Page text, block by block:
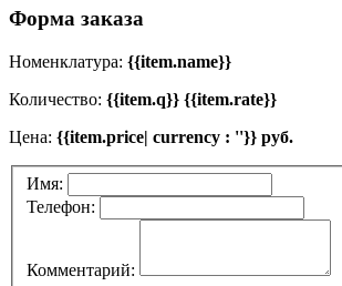
Форма заказа
Номенклатура: {{item.name}}
Количество: {{item.q}} {{item.rate}}
Цена: {{item.price| currency : ''}} руб.
Имя:
Телефон:
Комментарий: